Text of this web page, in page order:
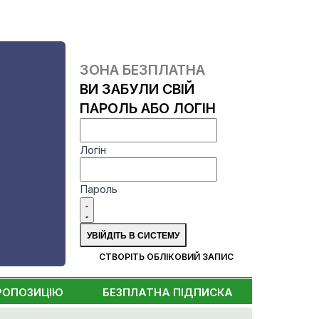
ЗОНА БЕЗПЛАТНА
ВИ ЗАБУЛИ СВІЙ
ПАРОЛЬ АБО ЛОГІН
Логін
Пароль
СТВОРІТЬ ОБЛІКОВИЙ ЗАПИС
БЕЗПЛАТНА ПІДПИСКА